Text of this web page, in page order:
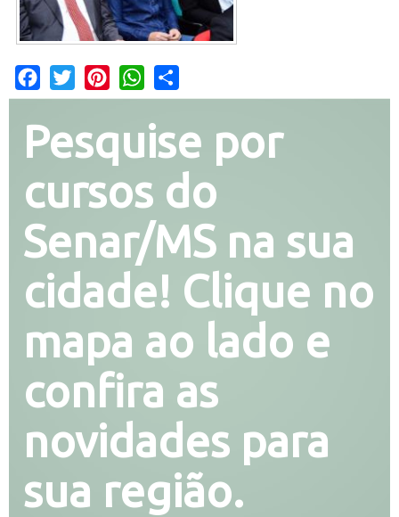
Facebook
Twitter PinterestWhatsApp
Pesquise por
cursos do
Senar/MS na sua
cidade! Clique no
mapa ao lado e
confira as
novidades para
sua região.